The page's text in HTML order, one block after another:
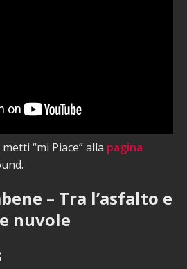
metti “mi Piace” alla pagina
– Tra l’asfalto e
nuvole